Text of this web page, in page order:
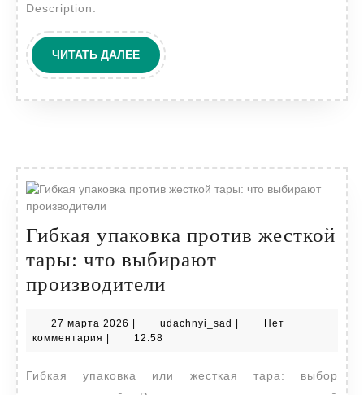
инвентарь
действительно
нужен?
Description:
ЧИТАТЬ ДАЛЕЕЧИТАТЬ
ДАЛЕЕ
Гибкая упаковка против жесткой
тары: что выбирают
производители
против
тары:
27 марта 2026 27
марта
udachnyi_sad udachnyi_sad
Нет
комментария
12:58
Гибкая упаковка или жесткая тара: выбор